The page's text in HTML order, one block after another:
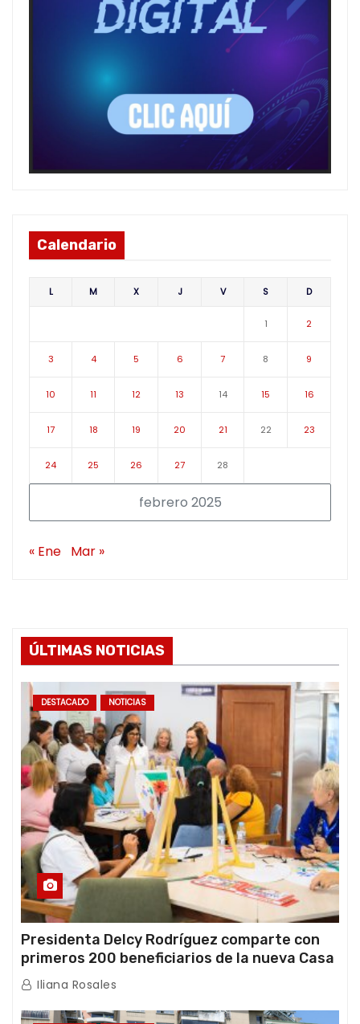
Calendario
febrero 2025
L M X J V S D
1 2
3 4 5 6 7 8 9
10 11 12 13 14 15 16
17 18 19 20 21 22 23
24 25 26 27 28
« Ene Mar »
ÚLTIMAS NOTICIAS
DESTACADO NOTICIAS
Presidenta Delcy Rodríguez comparte con
primeros 200 beneficiarios de la nueva Casa
de los Abuelos “La Primavera” en Caracas
Iliana Rosales